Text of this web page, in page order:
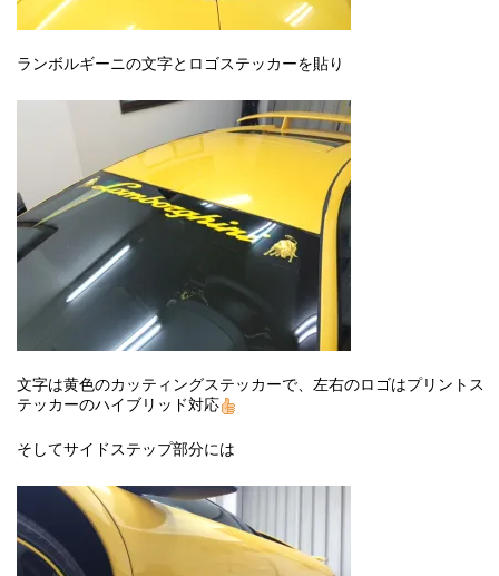
ランボルギーニの文字とロゴステッカーを貼り
文字は黄色のカッティングステッカーで、左右のロゴはプリントス
テッカーのハイブリッド対応
そしてサイドステップ部分には